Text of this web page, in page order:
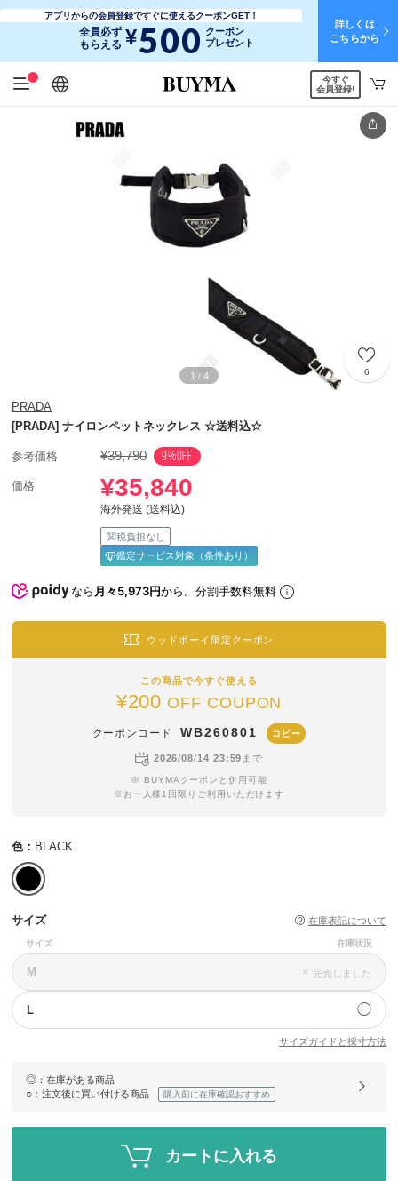
アプリからの会員登録ですぐに使えるクーポンGET！
全員必ず
もらえる ¥500 クーポン
プレゼント
詳しくは
こちらから
日本語
English
简体中文
繁體中文
今すぐ
会員登録!
1 / 4 6
PRADA
[PRADA] ナイロンペットネックレス ☆送料込☆
参考価格 ¥39,790 9%OFF
価格 ¥35,840
海外発送 (送料込)
関税負担なし
鑑定サービス対象（条件あり）
なら月々5,973円から。分割手数料無料
ウッドボーイ限定クーポン
この商品で今すぐ使える
¥200 OFF COUPON
クーポンコード WB260801 コピー
2026/08/14 23:59 まで
※ BUYMAクーポンと併用可能
※お一人様1回限りご利用いただけます
色： BLACK
サイズ 在庫表記について
サイズ 在庫状況
M × 完売しました
L ◯
サイズガイドと採寸方法
◎ ：在庫がある商品
○ ：注文後に買い付ける商品 購入前に在庫確認おすすめ
カートに入れる